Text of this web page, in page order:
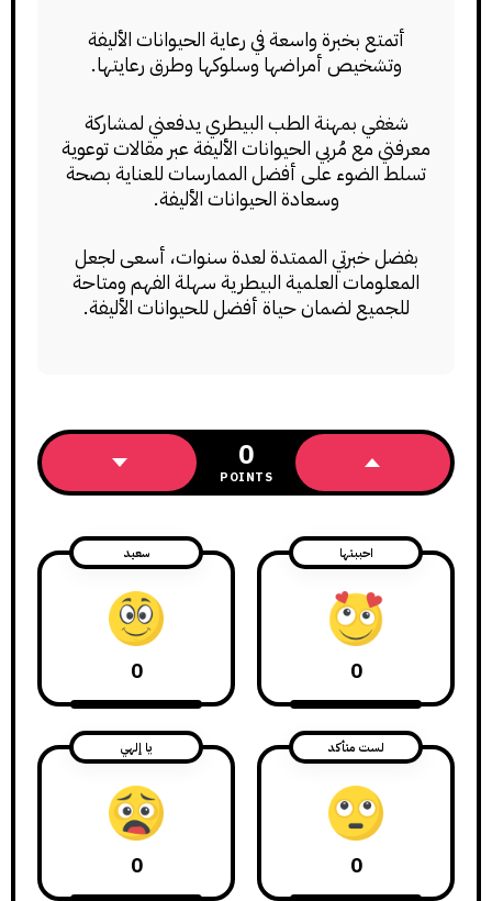
أتمتع بخبرة واسعة في رعاية الحيوانات الأليفة
وتشخيص أمراضها وسلوكها وطرق رعايتها.
شغفي بمهنة الطب البيطري يدفعني لمشاركة
معرفتي مع مُربي الحيوانات الأليفة عبر مقالات توعوية
تسلط الضوء على أفضل الممارسات للعناية بصحة
وسعادة الحيوانات الأليفة.
بفضل خبرتي الممتدة لعدة سنوات، أسعى لجعل
المعلومات العلمية البيطرية سهلة الفهم ومتاحة
للجميع لضمان حياة أفضل للحيوانات الأليفة.
0
POINTS
احببتها
0
سعيد
0
لست متأكد
0
يا إلهي
0